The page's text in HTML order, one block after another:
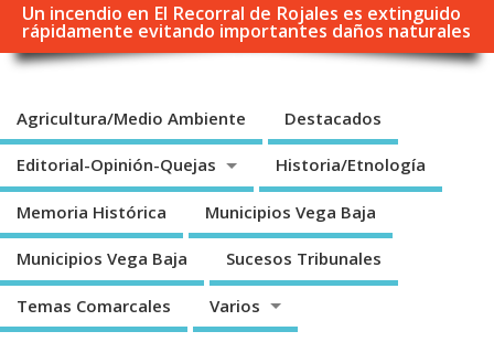
Un incendio en El Recorral de Rojales es extinguido
rápidamente evitando importantes daños naturales
Agricultura/Medio Ambiente Destacados
Editorial-Opinión-Quejas Historia/Etnología
Memoria Histórica Municipios Vega Baja
Municipios Vega Baja Sucesos Tribunales
Temas Comarcales Varios